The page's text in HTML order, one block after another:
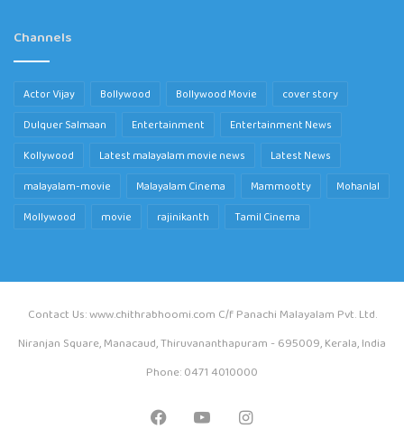
Channels
Actor Vijay Bollywood Bollywood Movie
cover story
Dulquer Salmaan
Entertainment
Entertainment News
Kollywood
Latest malayalam movie news
Latest News
malayalam-movie
Malayalam Cinema Mammootty
Mohanlal
Mollywood
movie rajinikanth Tamil Cinema
Contact Us: www.chithrabhoomi.com C/f Panachi Malayalam Pvt. Ltd.
Niranjan Square, Manacaud, Thiruvananthapuram - 695009, Kerala, India
Phone: 0471 4010000
FacebookYouTubeInstagram